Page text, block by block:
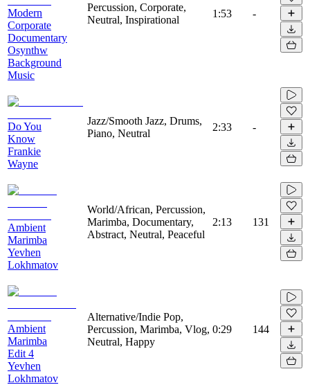
Modern
Corporate
Documentary
Osynthw
Background
Music
Percussion, Corporate,
Neutral, Inspirational
1:53 -
Do You
Know
Frankie
Wayne
Jazz/Smooth Jazz, Drums,
Piano, Neutral
2:33 -
Ambient
Marimba
Yevhen
Lokhmatov
World/African, Percussion,
Marimba, Documentary,
Abstract, Neutral, Peaceful
2:13 131
Ambient
Marimba
Edit 4
Yevhen
Lokhmatov
Alternative/Indie Pop,
Percussion, Marimba, Vlog,
Neutral, Happy
0:29 144